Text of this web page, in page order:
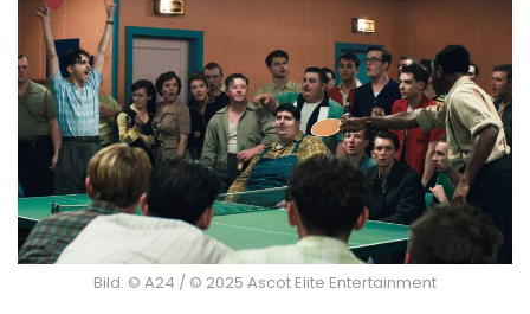
Bild: © A24 / © 2025 Ascot Elite Entertainment